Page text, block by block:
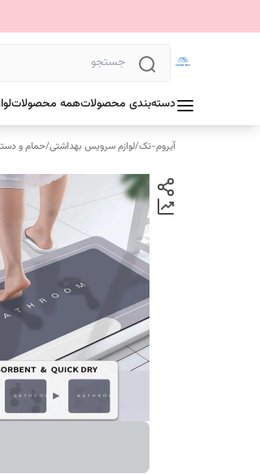
دسته‌بندی محصولاتهمه محصولات
آیروم-تک/لوازم سرویس بهداشتی/حمام و